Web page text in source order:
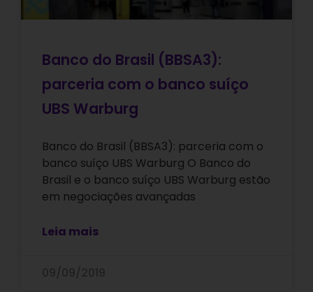
Banco do Brasil (BBSA3):
parceria com o banco suíço
UBS Warburg
Banco do Brasil (BBSA3): parceria com o
banco suíço UBS Warburg O Banco do
Brasil e o banco suíço UBS Warburg estão
em negociações avançadas
Leia mais